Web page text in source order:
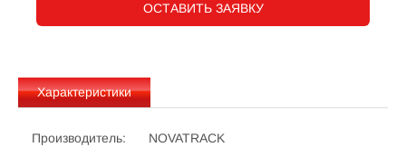
ОСТАВИТЬ ЗАЯВКУ
Характеристики
Производитель: NOVATRACK